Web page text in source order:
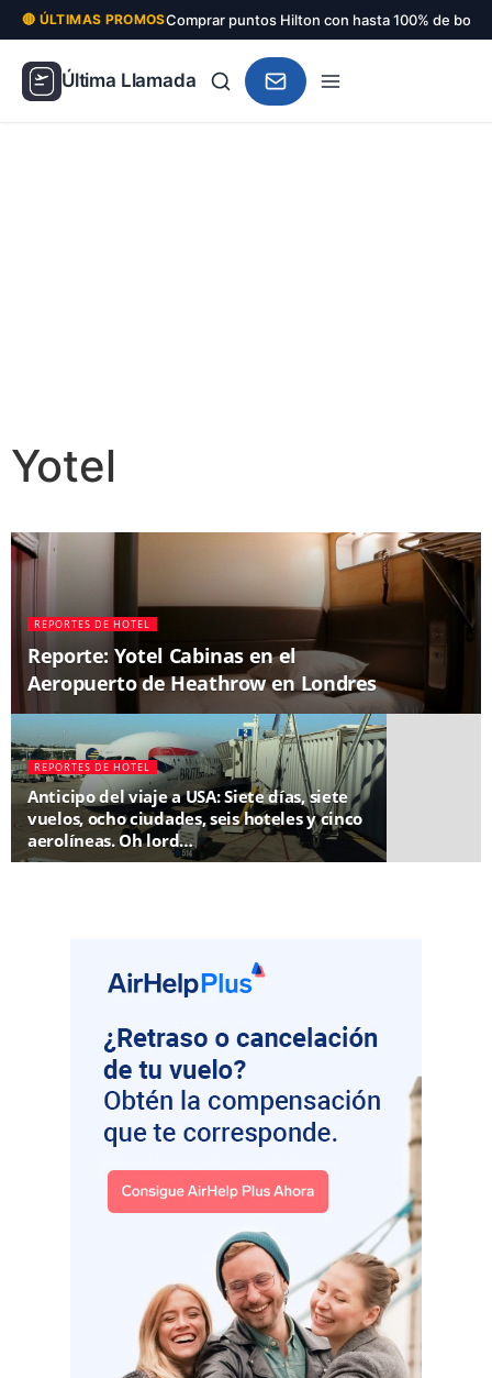
🔴 ÚLTIMAS PROMOSComprar puntos Hilton con hasta 100% de
Última Llamada
Yotel
REPORTES DE HOTEL
Reporte: Yotel Cabinas en el
Aeropuerto de Heathrow en Londres
REPORTES DE HOTEL
Anticipo del viaje a USA: Siete días, siete
vuelos, ocho ciudades, seis hoteles y cinco
aerolíneas. Oh lord…